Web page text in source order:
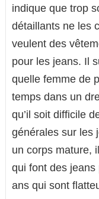
indique que trop
détaillants ne les
veulent des
pour les jeans. Il
quelle femme de
temps dans un
qu’il soit difficile
générales sur les
un corps mature,
qui font des
ans qui sont